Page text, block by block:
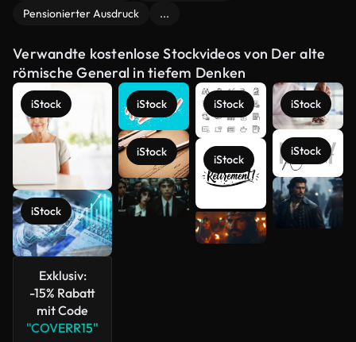
Pensionierter Ausdruck
...
Verwandte kostenlose Stockvideos von Der alte
römische General in tiefem Denken
iStock
iStock
Exklusiv:
-15% Rabatt
mit Code
"COVERR15"
iStock
iStock
iStock
iStock
iStock
iStock
Mehr
anzeigen